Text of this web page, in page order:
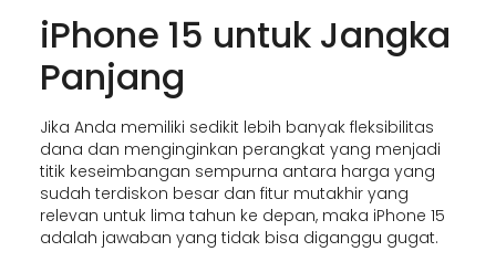
iPhone 15 untuk Jangka
Panjang
Jika Anda memiliki sedikit lebih banyak fleksibilitas
dana dan menginginkan perangkat yang menjadi
titik keseimbangan sempurna antara harga yang
sudah terdiskon besar dan fitur mutakhir yang
relevan untuk lima tahun ke depan, maka iPhone 15
adalah jawaban yang tidak bisa diganggu gugat.